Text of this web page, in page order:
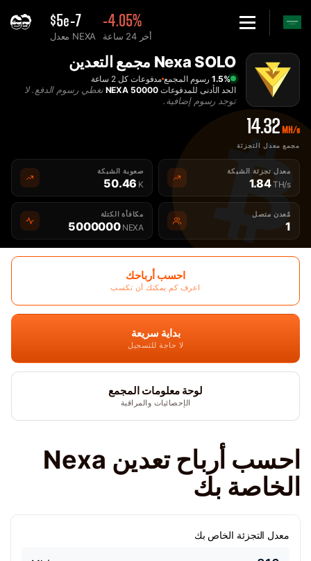
$5e-7
معدل NEXA
-4.05%
أخر 24 ساعة
Home
فردي Nexa مجمع التعدين - 2Miners
Nexa SOLO مجمع التعدين
1.5%رسوم المجمع مدفوعات كل 2 ساعة
الحد الأدنى للمدفوعات50000 NEXA
نغطي رسوم الدفع. لا
توجد رسوم إضافية.
14.32 MH/s
مجمع معدل التجزئة
معدل تجزئة الشبكة
1.84TH/s
صعوبة الشبكة
50.46 K
مٌعدن متصل
1
مكافأة الكتلة
5000000 NEXA
احسب أرباحك
اعرف كم يمكنك أن تكسب
بداية سريعة
لا حاجة للتسجيل
لوحة معلومات المجمع
الإحصائيات والمراقبة
احسب أرباح تعدين Nexa
الخاصة بك
معدل التجزئة الخاص بك